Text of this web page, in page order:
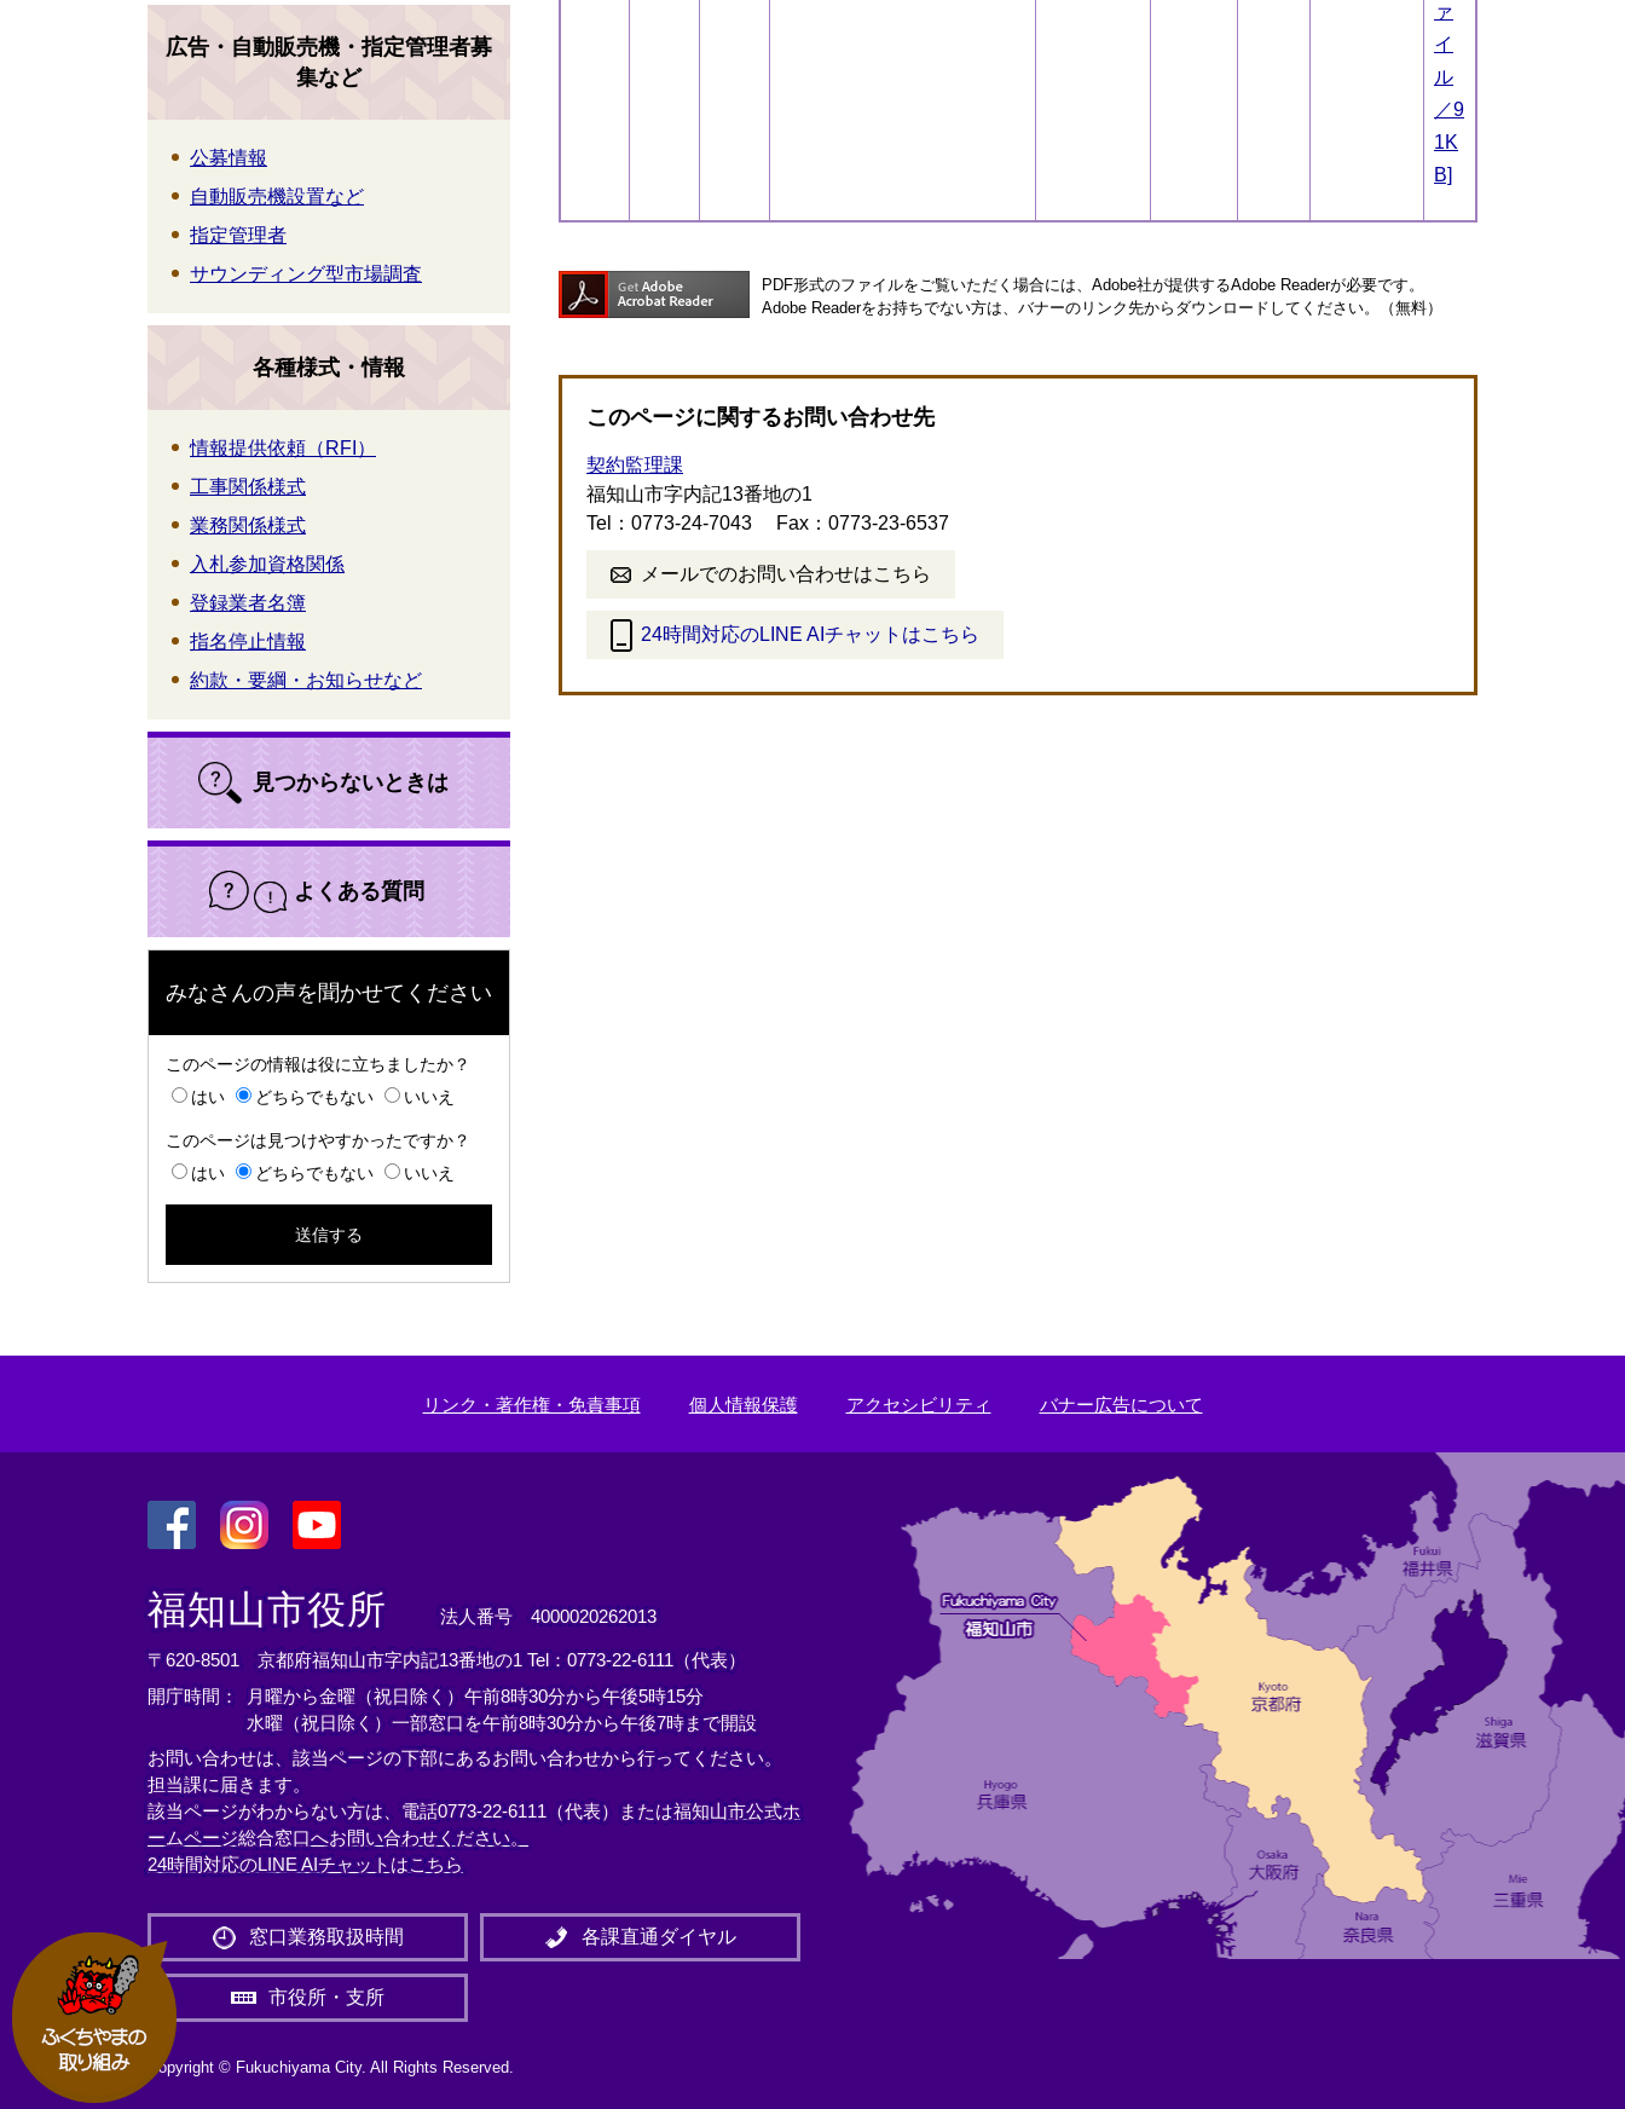
ァ
イ
ル
／9
1K
B]
PDF形式のファイルをご覧いただく場合には、Adobe社が提供するAdobe Readerが必要です。
Adobe Readerをお持ちでない方は、バナーのリンク先からダウンロードしてください。（無料）
このページに関するお問い合わせ先
契約監理課
福知山市字内記13番地の1
Tel：0773-24-7043
Fax：0773-23-6537
メールでのお問い合わせはこちら
24時間対応のLINE AIチャットはこちら
外
広告・自動販売機・指定管理者募
集など
公募情報
自動販売機設置など
指定管理者
サウンディング型市場調査
各種様式・情報
情報提供依頼（RFI）
工事関係様式
業務関係様式
入札参加資格関係
登録業者名簿
指名停止情報
約款・要綱・お知らせなど
見つからないときは
よくある質問
みなさんの声を聞かせてください
このページの情報は役に立ちましたか？
はい
どちらでもない いいえ
このページは見つけやすかったですか？
はい
どちらでもない いいえ
リンク・著作権・免責事項 個人情報保護 アクセシビリティ バナー広告について
外
部
リ
ン
ク
外
部
リ
ン
ク
外
部
リ
ン
ク
＞
福知山市役所 法人番号 4000020262013
〒620-8501 京都府福知山市字内記13番地の1 Tel：0773-22-6111（代表）
開庁時間： 月曜から金曜（祝日除く）午前8時30分から午後5時15分
水曜（祝日除く）一部窓口を午前8時30分から午後7時まで開設
お問い合わせは、該当ページの下部にあるお問い合わせから行ってください。
担当課に届きます。
該当ページがわからない方は、電話0773-22-6111（代表）または福知山市公式ホ
ームページ総合窓口へお問い合わせください。
24時間対応のLINE AIチャットはこちら
外
部
リ
窓口業務取扱時間 各課直通ダイヤル
市役所・支所
Copyright © Fukuchiyama City. All Rights Reserved.